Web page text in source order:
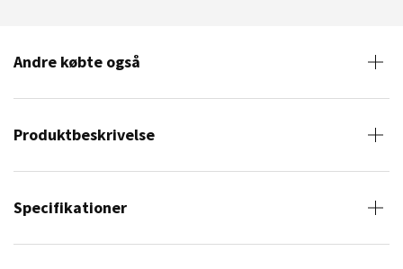
Andre købte også
Produktbeskrivelse
Specifikationer